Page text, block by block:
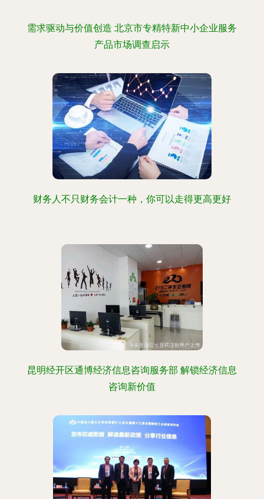
需求驱动与价值创造 北京市专精特新中小企业服务
产品市场调查启示
财务人不只财务会计一种，你可以走得更高更好
昆明经开区通博经济信息咨询服务部 解锁经济信息
咨询新价值